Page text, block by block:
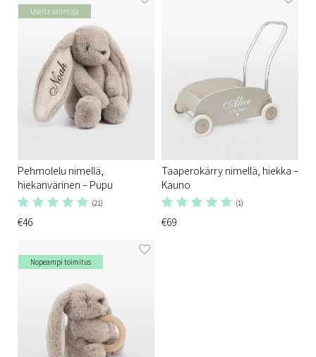
Useita valintoja
Pehmolelu nimellä,
hiekanvärinen – Pupu
(21)
€46
Taaperokärry nimellä, hiekka –
Kauno
(1)
€69
Nopeampi toimitus